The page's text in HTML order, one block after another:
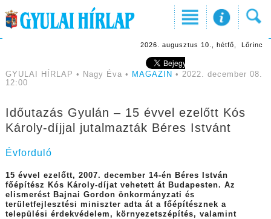
2026. augusztus 10., hétfő, Lőrinc
GYULAI HÍRLAP • Nagy Éva • MAGAZIN • 2022. december 08.
12:00
Időutazás Gyulán – 15 évvel ezelőtt Kós
Károly-díjjal jutalmazták Béres Istvánt
Évforduló
15 évvel ezelőtt, 2007. december 14-én Béres István
főépítész Kós Károly-díjat vehetett át Budapesten. Az
elismerést Bajnai Gordon önkormányzati és
területfejlesztési miniszter adta át a főépítésznek a
települési érdekvédelem, környezetszépítés, valamint